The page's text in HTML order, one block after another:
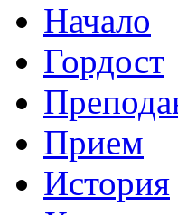
Начало
Гордост
Прием
История